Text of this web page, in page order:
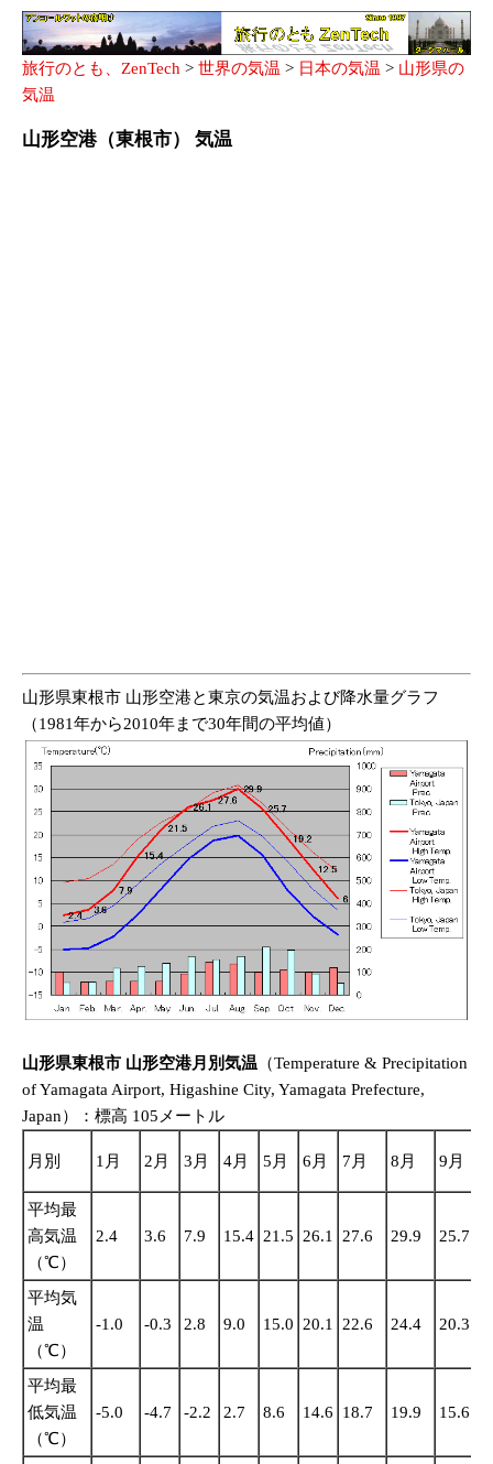
旅行のとも、ZenTech > 世界の気温 > 日本の気温 > 山形県の
気温
山形空港（東根市） 気温
山形県東根市 山形空港と東京の気温および降水量グラフ
（1981年から2010年まで30年間の平均値）
山形県東根市 山形空港月別気温 （Temperature & Precipitation
of Yamagata Airport, Higashine City, Yamagata Prefecture,
Japan）：標高 105メートル
月別 1月 2月 3月 4月 5月 6月 7月 8月 9月
平均最
高気温
（℃）
2.4 3.6 7.9 15.4 21.5 26.1 27.6 29.9 25.7
平均気
温
（℃）
-1.0 -0.3 2.8 9.0 15.0 20.1 22.6 24.4 20.3
平均最
低気温
（℃）
-5.0 -4.7 -2.2 2.7 8.6 14.6 18.7 19.9 15.6